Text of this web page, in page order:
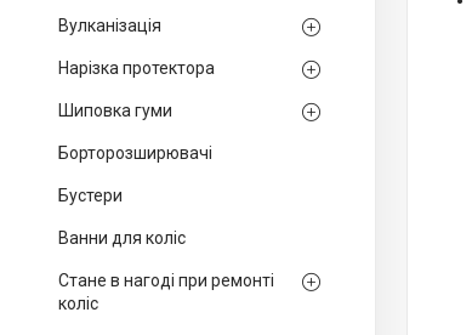
Вулканізація
Нарізка протектора
Шиповка гуми
Борторозширювачі
Бустери
Ванни для коліс
Стане в нагоді при ремонті
коліс